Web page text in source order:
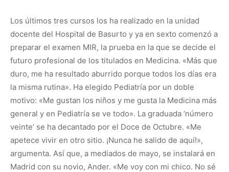
Los últimos tres cursos los ha realizado en la unidad
docente del Hospital de Basurto y ya en sexto comenzó a
preparar el examen MIR, la prueba en la que se decide el
futuro profesional de los titulados en Medicina. «Más que
duro, me ha resultado aburrido porque todos los días era
la misma rutina». Ha elegido Pediatría por un doble
motivo: «Me gustan los niños y me gusta la Medicina más
general y en Pediatría se ve todo». La graduada ‘número
veinte’ se ha decantado por el Doce de Octubre. «Me
apetece vivir en otro sitio. ¡Nunca he salido de aquí!»,
argumenta. Así que, a mediados de mayo, se instalará en
Madrid con su novio, Ander. «Me voy con mi chico. No sé